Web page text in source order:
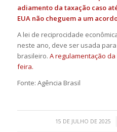
adiamento da taxação caso
EUA não cheguem a um
A lei de reciprocidade
neste ano, deve ser usada
brasileiro. A regulamentação
feira.
Fonte: Agência Brasil
15 DE JULHO DE 2025
/